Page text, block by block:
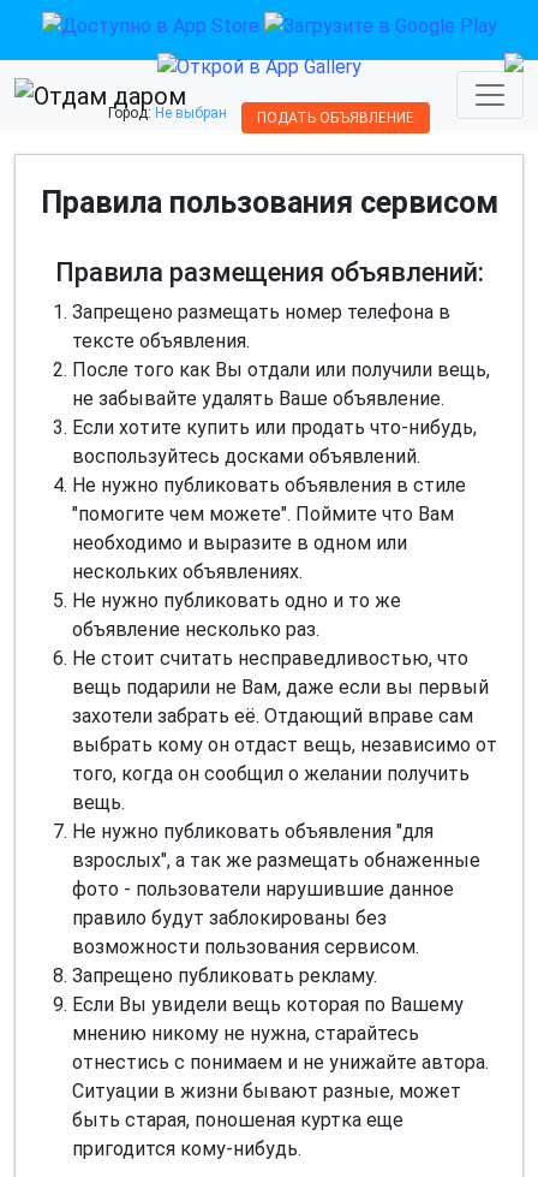
Город: Не выбран ПОДАТЬ ОБЪЯВЛЕНИЕ
Правила пользования сервисом
Правила размещения объявлений:
Запрещено размещать номер телефона в
тексте объявления.
После того как Вы отдали или получили вещь,
не забывайте удалять Ваше объявление.
Если хотите купить или продать что-нибудь,
воспользуйтесь досками объявлений.
Не нужно публиковать объявления в стиле
"помогите чем можете". Поймите что Вам
необходимо и выразите в одном или
нескольких объявлениях.
Не нужно публиковать одно и то же
объявление несколько раз.
Не стоит считать несправедливостью, что
вещь подарили не Вам, даже если вы первый
захотели забрать её. Отдающий вправе сам
выбрать кому он отдаст вещь, независимо от
того, когда он сообщил о желании получить
вещь.
Не нужно публиковать объявления "для
взрослых", а так же размещать обнаженные
фото - пользователи нарушившие данное
правило будут заблокированы без
возможности пользования сервисом.
Запрещено публиковать рекламу.
Если Вы увидели вещь которая по Вашему
мнению никому не нужна, старайтесь
отнестись с понимаем и не унижайте автора.
Ситуации в жизни бывают разные, может
быть старая, поношеная куртка еще
пригодится кому-нибудь.